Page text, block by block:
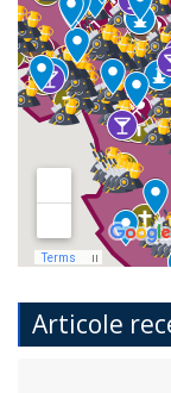
Articole